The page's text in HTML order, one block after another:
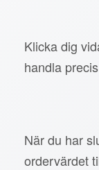
Klicka dig
handla
När du har
ordervärdet